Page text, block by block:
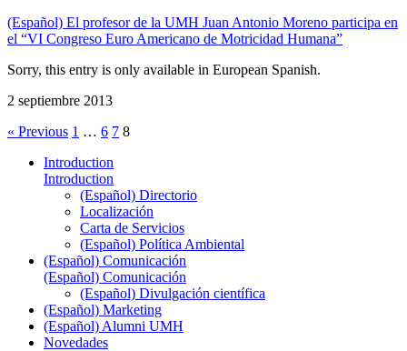
(Español) El profesor de la UMH Juan Antonio Moreno participa en
el “VI Congreso Euro Americano de Motricidad Humana”
Sorry, this entry is only available in European Spanish.
2 septiembre 2013
« Previous 1 … 6 7 8
Introduction
Introduction
(Español) Directorio
Localización
Carta de Servicios
(Español) Política Ambiental
(Español) Comunicación
(Español) Comunicación
(Español) Divulgación científica
(Español) Marketing
(Español) Alumni UMH
Novedades